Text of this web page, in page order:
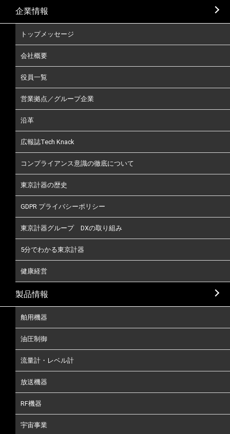
企業情報
トップメッセージ
会社概要
役員一覧
営業拠点／グループ企業
沿革
広報誌Tech Knack
コンプライアンス意識の徹底について
東京計器の歴史
GDPR プライバシーポリシー
東京計器グループ DXの取り組み
5分でわかる東京計器
健康経営
製品情報
舶用機器
油圧制御
流量計・レベル計
放送機器
RF機器
宇宙事業